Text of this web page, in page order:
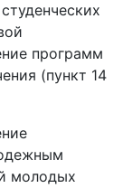
программ
(пункт 14
молодых